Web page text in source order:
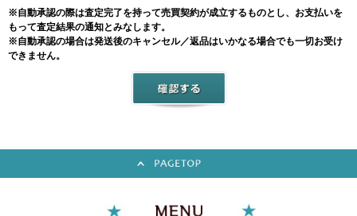
※自動承認の際は査定完了を持って売買契約が成立するものとし、お支払いを
もって査定結果の通知とみなします。
※自動承認の場合は発送後のキャンセル／返品はいかなる場合でも一切お受け
できません。